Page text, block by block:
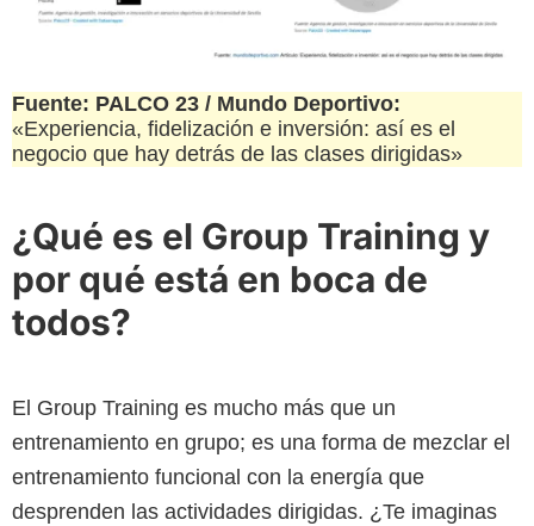
Fuente: PALCO 23 / Mundo Deportivo:
«Experiencia, fidelización e inversión: así es el
negocio que hay detrás de las clases dirigidas»
¿Qué es el Group Training y
por qué está en boca de
todos?
El Group Training es mucho más que un
entrenamiento en grupo; es una forma de mezclar el
entrenamiento funcional con la energía que
desprenden las actividades dirigidas. ¿Te imaginas